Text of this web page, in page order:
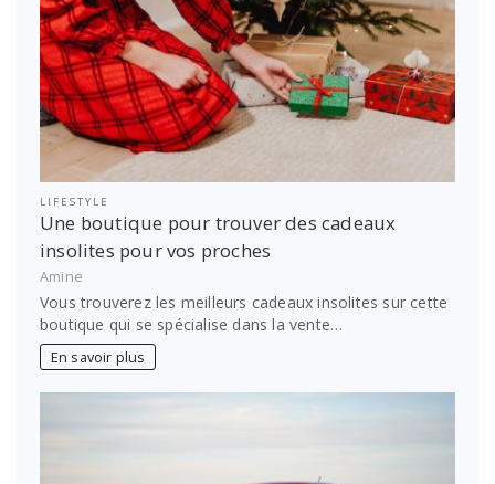
LIFESTYLE
Une boutique pour trouver des cadeaux
insolites pour vos proches
Amine
Vous trouverez les meilleurs cadeaux insolites sur cette
boutique qui se spécialise dans la vente…
En savoir plus